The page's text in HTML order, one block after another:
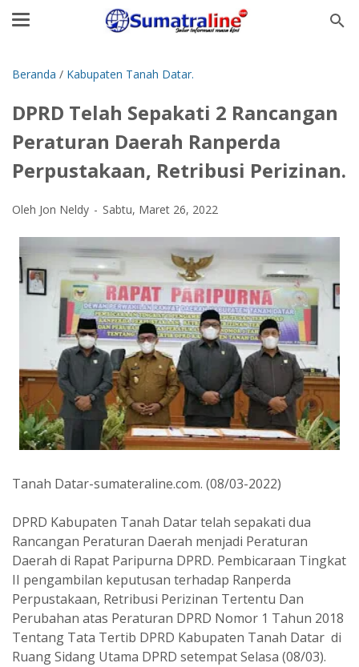
Beranda / Kabupaten Tanah Datar.
DPRD Telah Sepakati 2 Rancangan
Peraturan Daerah Ranperda
Perpustakaan, Retribusi Perizinan.
Oleh Jon Neldy Sabtu, Maret 26, 2022
Tanah Datar-sumateraline.com. (08/03-2022)
DPRD Kabupaten Tanah Datar telah sepakati dua
Rancangan Peraturan Daerah menjadi Peraturan
Daerah di Rapat Paripurna DPRD. Pembicaraan Tingkat
II pengambilan keputusan terhadap Ranperda
Perpustakaan, Retribusi Perizinan Tertentu Dan
Perubahan atas Peraturan DPRD Nomor 1 Tahun 2018
Tentang Tata Tertib DPRD Kabupaten Tanah Datar di
Ruang Sidang Utama DPRD setempat Selasa (08/03).